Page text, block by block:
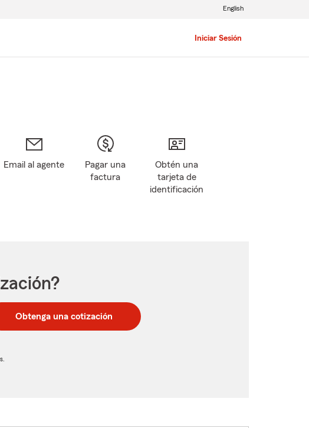
Iniciar Sesión
English
Email al agente
Pagar una
factura
Obtén una
tarjeta de
identificación
Obtenga una cotización